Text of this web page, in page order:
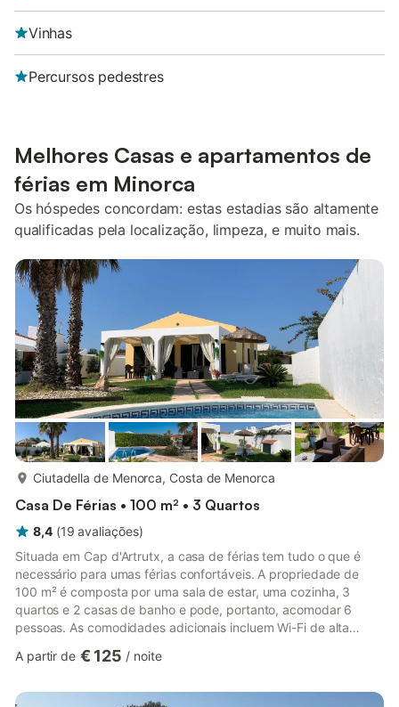
Vinhas
Percursos pedestres
Melhores Casas e apartamentos de
férias em Minorca
Os hóspedes concordam: estas estadias são altamente
qualificadas pela localização, limpeza, e muito mais.
Ciutadella de Menorca, Costa de Menorca
Casa De Férias • 100 m² • 3 Quartos
8,4 (19 avaliações)
Situada em Cap d'Artrutx, a casa de férias tem tudo o que é
necessário para umas férias confortáveis. A propriedade de
100 m² é composta por uma sala de estar, uma cozinha, 3
quartos e 2 casas de banho e pode, portanto, acomodar 6
pessoas. As comodidades adicionais incluem Wi-Fi de alta
condicionado, bem como uma máquina de lavar roupa. Um
aluguer de férias dispõe de um espaço exterior privado com
A partir de € 125 / noite